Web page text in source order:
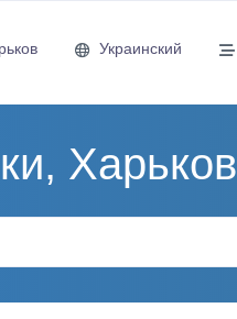
Украинский
Харьков